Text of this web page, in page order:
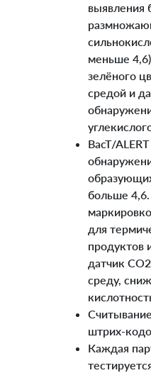
выявления
меньше
зелёного
средой и
BacT/
больше
для
продуктов
датчик
среду,
штрих-
Каждая